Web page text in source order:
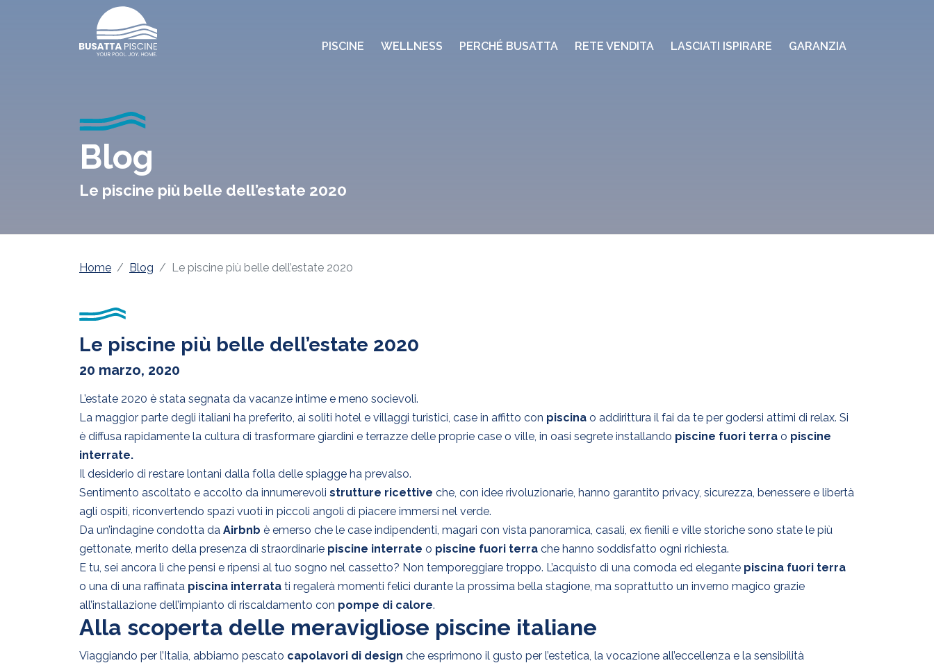
Blog
Le piscine più belle dell’estate 2020
Home Blog Le piscine più belle dell’estate 2020
Le piscine più belle dell’estate 2020
20 marzo, 2020
L’estate 2020 è stata segnata da vacanze intime e meno socievoli.
La maggior parte degli italiani ha preferito, ai soliti hotel e villaggi turistici, case in affitto con piscina o addirittura il fai da te per godersi attimi di relax. Si
è diffusa rapidamente la cultura di trasformare giardini e terrazze delle proprie case o ville, in oasi segrete installando piscine fuori terra o piscine
interrate.
Il desiderio di restare lontani dalla folla delle spiagge ha prevalso.
Sentimento ascoltato e accolto da innumerevoli strutture ricettive che, con idee rivoluzionarie, hanno garantito privacy, sicurezza, benessere e libertà
agli ospiti, riconvertendo spazi vuoti in piccoli angoli di piacere immersi nel verde.
Da un’indagine condotta da Airbnb è emerso che le case indipendenti, magari con vista panoramica, casali, ex fienili e ville storiche sono state le più
gettonate, merito della presenza di straordinarie piscine interrate o piscine fuori terra che hanno soddisfatto ogni richiesta.
E tu, sei ancora lì che pensi e ripensi al tuo sogno nel cassetto? Non temporeggiare troppo. L’acquisto di una comoda ed elegante piscina fuori terra
o una di una raffinata piscina interrata ti regalerà momenti felici durante la prossima bella stagione, ma soprattutto un inverno magico grazie
all’installazione dell’impianto di riscaldamento con pompe di calore.
Alla scoperta delle meravigliose piscine italiane
Viaggiando per l’Italia, abbiamo pescato capolavori di design che esprimono il gusto per l’estetica, la vocazione all’eccellenza e la sensibilità
PISCINE WELLNESS PERCHÉ BUSATTA RETE VENDITA LASCIATI ISPIRARE GARANZIA